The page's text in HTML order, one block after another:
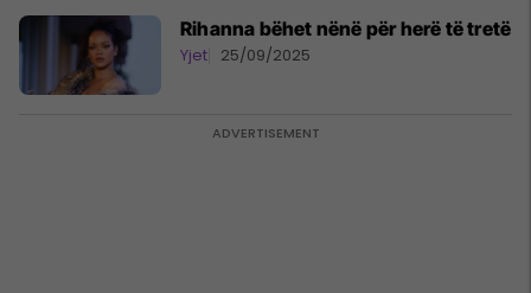
Rihanna bëhet nënë për herë të tretë
Yjet 25/09/2025